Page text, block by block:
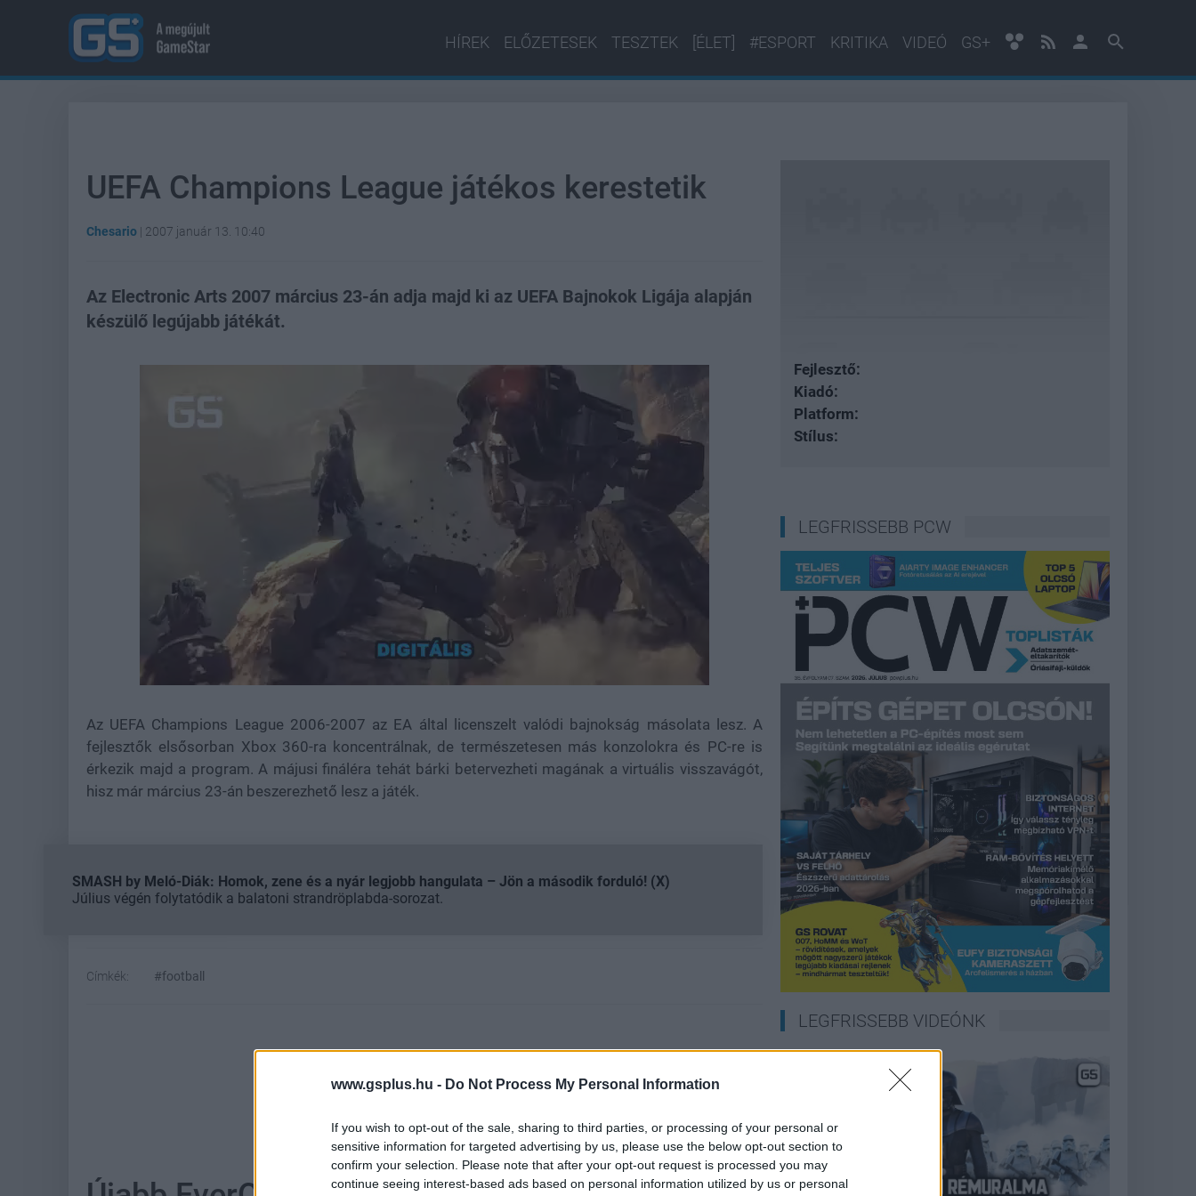
www.gsplus.hu - Do Not Process My Personal Information
If you wish to opt-out of the sale, sharing to third parties, or processing of your personal or
sensitive information for targeted advertising by us, please use the below opt-out section to
confirm your selection. Please note that after your opt-out request is processed you may
continue seeing interest-based ads based on personal information utilized by us or personal
HÍREK ELŐZETESEK TESZTEK [ÉLET] #ESPORT KRITIKA VIDEÓ GS+
UEFA Champions League játékos kerestetik
Chesario | 2007 január 13. 10:40
Az Electronic Arts 2007 március 23-án adja majd ki az UEFA Bajnokok Ligája alapján
készülő legújabb játékát.
Unmute
38.26%
Az UEFA Champions League 2006-2007 az EA által licenszelt valódi bajnokság másolata lesz. A
fejlesztők elsősorban Xbox 360-ra koncentrálnak, de természetesen más konzolokra és PC-re is
érkezik majd a program. A májusi fináléra tehát bárki betervezheti magának a virtuális visszavágót,
hisz már március 23-án beszerezhető lesz a játék.
SMASH by Meló-Diák: Homok, zene és a nyár legjobb hangulata – Jön a második forduló! (X)
Július végén folytatódik a balatoni strandröplabda-sorozat.
Címkék: #football
Fejlesztő:
Kiadó:
Platform:
Stílus:
LEGFRISSEBB PCW
LEGFRISSEBB VIDEÓNK